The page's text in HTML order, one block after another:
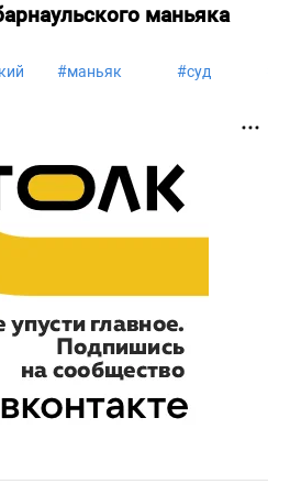
маньяка
#маньяк #суд